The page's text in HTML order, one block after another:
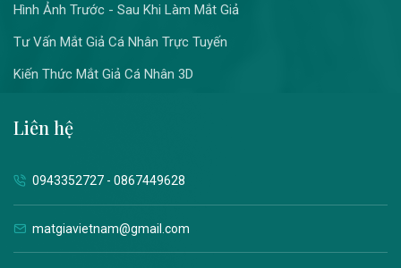
Hình Ảnh Trước - Sau Khi Làm Mắt Giả
Tư Vấn Mắt Giả Cá Nhân Trực Tuyến
Kiến Thức Mắt Giả Cá Nhân 3D
Liên hệ
0943352727 - 0867449628
matgiavietnam@gmail.com